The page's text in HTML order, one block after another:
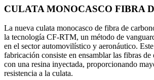
CULATA MONOCASCO FIBRA
La nueva culata monocasco de fibra de
la tecnología CF-RTM, un método de
en el sector automovilístico y aeronáutico.
fabricación consiste en ensamblar las fibras de
con una resina inyectada, proporcionando
resistencia a la culata.